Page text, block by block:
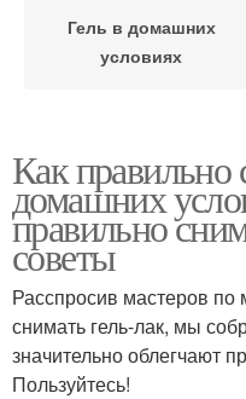
Гель в домашних
условиях
В домашние условия
Условия без геля
Как правильно
домашних
правильно
советы
Расспросив мастеров по
снимать гель-лак, мы
значительно облегчают
Пользуйтесь!